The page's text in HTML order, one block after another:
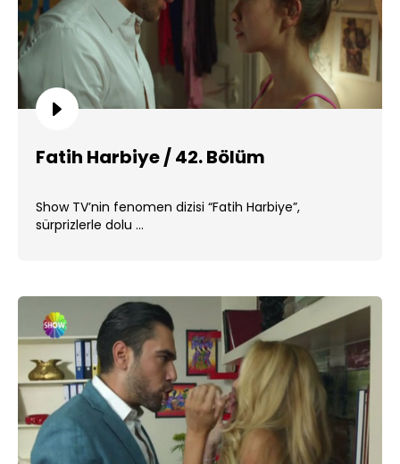
Fatih Harbiye / 42. Bölüm
Show TV’nin fenomen dizisi “Fatih Harbiye”,
sürprizlerle dolu ...